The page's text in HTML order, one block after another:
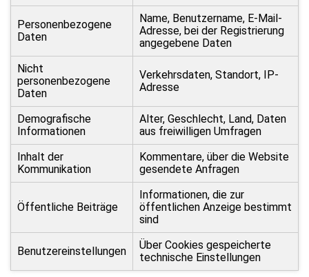
Personenbezogene
Daten
Name, Benutzername, E-Mail-
Adresse, bei der Registrierung
angegebene Daten
Nicht
personenbezogene
Daten
Verkehrsdaten, Standort, IP-
Adresse
Demografische
Informationen
Alter, Geschlecht, Land, Daten
aus freiwilligen Umfragen
Inhalt der
Kommunikation
Kommentare, über die Website
gesendete Anfragen
Öffentliche Beiträge
Informationen, die zur
öffentlichen Anzeige bestimmt
sind
Benutzereinstellungen
Über Cookies gespeicherte
technische Einstellungen